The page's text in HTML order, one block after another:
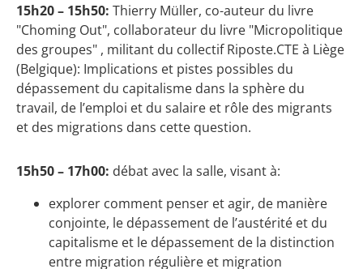
15h20 – 15h50: Thierry Müller, co-auteur du livre
"Choming Out", collaborateur du livre "Micropolitique
des groupes" , militant du collectif Riposte.CTE à Liège
(Belgique): Implications et pistes possibles du
dépassement du capitalisme dans la sphère du
travail, de l’emploi et du salaire et rôle des migrants
et des migrations dans cette question.
15h50 – 17h00: débat avec la salle, visant à:
explorer comment penser et agir, de manière
conjointe, le dépassement de l’austérité et du
capitalisme et le dépassement de la distinction
entre migration régulière et migration